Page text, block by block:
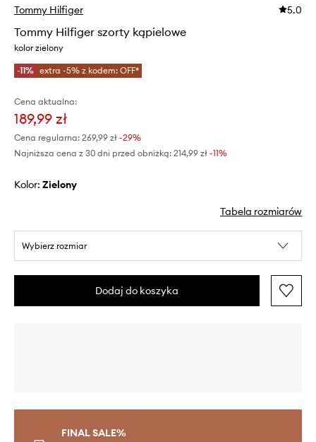
Tommy Hilfiger 5.0
Tommy Hilfiger szorty kąpielowe
kolor zielony
-11% extra -5% z kodem: OFF*
Cena aktualna:
189,99 zł
Cena regularna: 269,99 zł -29%
Najniższa cena z 30 dni przed obniżką: 214,99 zł -11%
Kolor: zielony
Tabela rozmiarów
Wybierz rozmiar
Dodaj do koszyka
FINAL SALE%